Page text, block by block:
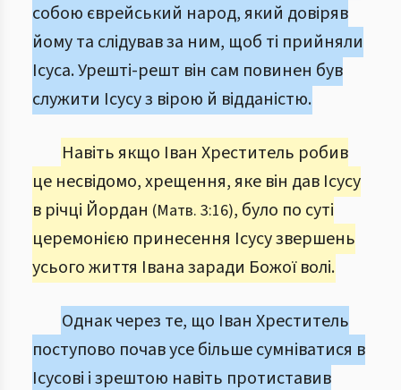
собою єврейський народ, який довіряв
йому та слідував за ним, щоб ті прийняли
Ісуса. Урешті-решт він сам повинен був
служити Ісусу з вірою й відданістю.
Навіть якщо Іван Хреститель робив
це несвідомо, хрещення, яке він дав Ісусу
в річці Йордан (Матв. 3:16), було по суті
церемонією принесення Ісусу звершень
усього життя Івана заради Божої волі.
Однак через те, що Іван Хреститель
поступово почав усе більше сумніватися в
Ісусові і зрештою навіть протиставив